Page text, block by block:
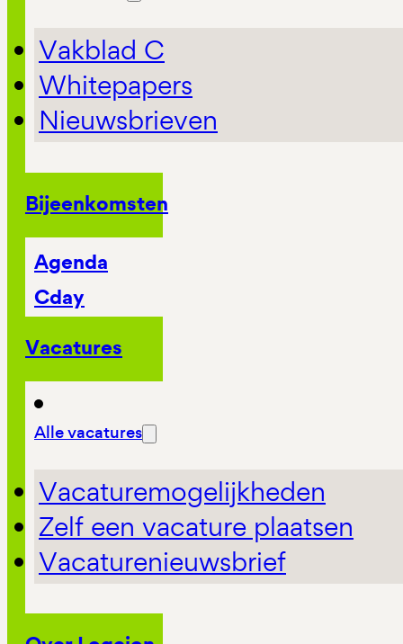
Vakblad C
Whitepapers
Nieuwsbrieven
Bijeenkomsten
Agenda
Cday
Vacatures
Alle vacatures
Vacaturemogelijkheden
Zelf een vacature plaatsen
Vacaturenieuwsbrief